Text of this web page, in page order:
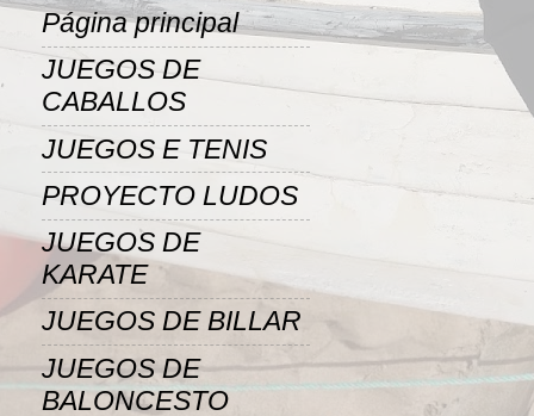
Página principal
JUEGOS DE
CABALLOS
JUEGOS E TENIS
PROYECTO LUDOS
JUEGOS DE
KARATE
JUEGOS DE BILLAR
JUEGOS DE
BALONCESTO